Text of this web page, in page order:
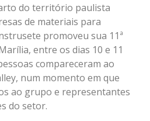
do território paulista
de materiais para
promoveu sua 11ª
entre os dias 10 e 11
compareceram ao
num momento em que
ao grupo e representantes
do setor.